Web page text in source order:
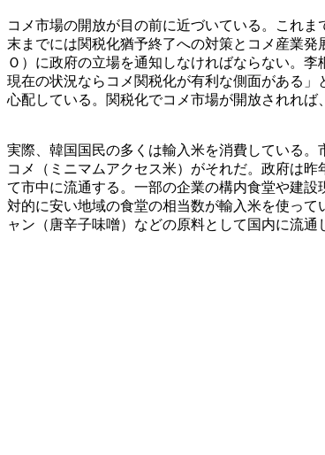
コメ市場の開放が目の前に近づいている。これ
末までには関税化猶予終了への対策とコメ産業
Ｏ）に政府の立場を通知しなければならない。
現在の状況ならコメ関税化が有利な側面がある
心配している。関税化でコメ市場が開放されれば
実際、韓国国民の多くは輸入米を消費している
コメ（ミニマムアクセス米）がそれだ。政府は
て市中に流通する。一部の企業の構内食堂や建
対的に安い地域の食堂の相当数が輸入米を使っ
ャン（唐辛子味噌）などの原料として国内に流通